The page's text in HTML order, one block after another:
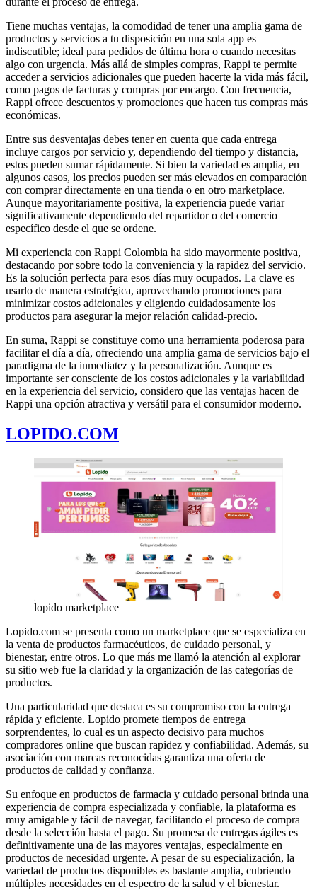
Tiene muchas ventajas, la comodidad de tener una amplia gama de
productos y servicios a tu disposición en una sola app es
indiscutible; ideal para pedidos de última hora o cuando necesitas
algo con urgencia. Más allá de simples compras, Rappi te permite
acceder a servicios adicionales que pueden hacerte la vida más fácil,
como pagos de facturas y compras por encargo. Con frecuencia,
Rappi ofrece descuentos y promociones que hacen tus compras más
económicas.
Entre sus desventajas debes tener en cuenta que cada entrega
incluye cargos por servicio y, dependiendo del tiempo y distancia,
estos pueden sumar rápidamente. Si bien la variedad es amplia, en
algunos casos, los precios pueden ser más elevados en comparación
con comprar directamente en una tienda o en otro marketplace.
Aunque mayoritariamente positiva, la experiencia puede variar
significativamente dependiendo del repartidor o del comercio
específico desde el que se ordene.
Mi experiencia con Rappi Colombia ha sido mayormente positiva,
destacando por sobre todo la conveniencia y la rapidez del servicio.
Es la solución perfecta para esos días muy ocupados. La clave es
usarlo de manera estratégica, aprovechando promociones para
minimizar costos adicionales y eligiendo cuidadosamente los
productos para asegurar la mejor relación calidad-precio.
En suma, Rappi se constituye como una herramienta poderosa para
facilitar el día a día, ofreciendo una amplia gama de servicios bajo el
paradigma de la inmediatez y la personalización. Aunque es
importante ser consciente de los costos adicionales y la variabilidad
en la experiencia del servicio, considero que las ventajas hacen de
Rappi una opción atractiva y versátil para el consumidor moderno.
LOPIDO.COM
lopido marketplace
Lopido.com se presenta como un marketplace que se especializa en
la venta de productos farmacéuticos, de cuidado personal, y
bienestar, entre otros. Lo que más me llamó la atención al explorar
su sitio web fue la claridad y la organización de las categorías de
productos.
Una particularidad que destaca es su compromiso con la entrega
rápida y eficiente. Lopido promete tiempos de entrega
sorprendentes, lo cual es un aspecto decisivo para muchos
compradores online que buscan rapidez y confiabilidad. Además, su
asociación con marcas reconocidas garantiza una oferta de
productos de calidad y confianza.
Su enfoque en productos de farmacia y cuidado personal brinda una
experiencia de compra especializada y confiable, la plataforma es
muy amigable y fácil de navegar, facilitando el proceso de compra
desde la selección hasta el pago. Su promesa de entregas ágiles es
definitivamente una de las mayores ventajas, especialmente en
productos de necesidad urgente. A pesar de su especialización, la
variedad de productos disponibles es bastante amplia, cubriendo
múltiples necesidades en el espectro de la salud y el bienestar.